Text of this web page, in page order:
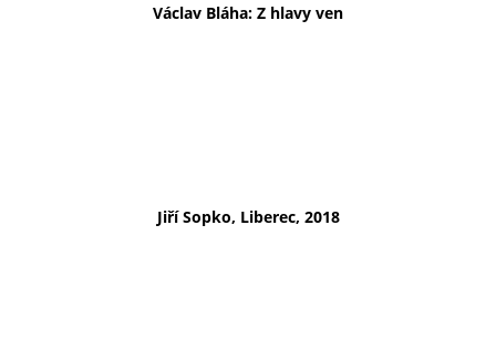
Václav Bláha: Z hlavy ven
Jiří Sopko, Liberec, 2018